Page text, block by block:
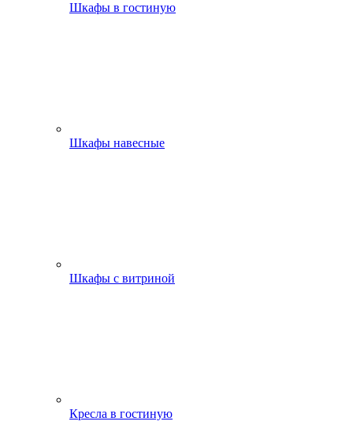
Шкафы в гостиную
Шкафы навесные
Шкафы с витриной
Кресла в гостиную